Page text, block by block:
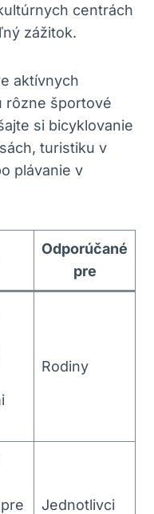
centrách
zážitok.
aktívnych
rôzne ‌športové
si bicyklovanie⁣
turistiku ⁢v
plávanie v⁤
Odporúčané
pre
Rodiny
Jednotlivci